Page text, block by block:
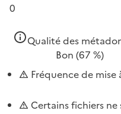
0
Qualité des
Bon (67 %)
Fréquence de mise
Certains fichiers